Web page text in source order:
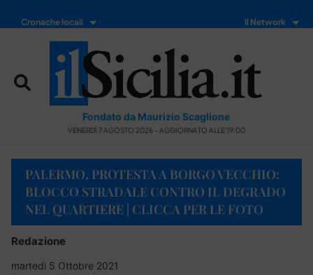
Cronache locali Il Network
Fondato da Maurizio Scaglione
VENERDÌ 7 AGOSTO 2026 - AGGIORNATO ALLE 19:00
PALERMO, PROTESTA A BORGO VECCHIO:
BLOCCO STRADALE CONTRO IL DEGRADO
NEL QUARTIERE | CLICCA PER LE FOTO
Redazione
martedì 5 Ottobre 2021